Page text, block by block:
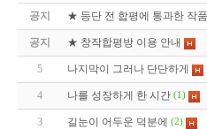
공지 ★ 등단 전 합평에 통과한 작
공지 ★ 창작합평방 이용 안내
5 나지막이 그러나 단단하게
4 나를 성장하게 한 시간 (1)
3 길눈이 어두운 덕분에 (2)